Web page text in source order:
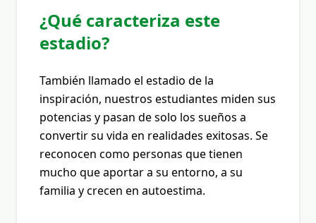
¿Qué caracteriza este
estadio?
También llamado el estadio de la
inspiración, nuestros estudiantes miden sus
potencias y pasan de solo los sueños a
convertir su vida en realidades exitosas. Se
reconocen como personas que tienen
mucho que aportar a su entorno, a su
familia y crecen en autoestima.